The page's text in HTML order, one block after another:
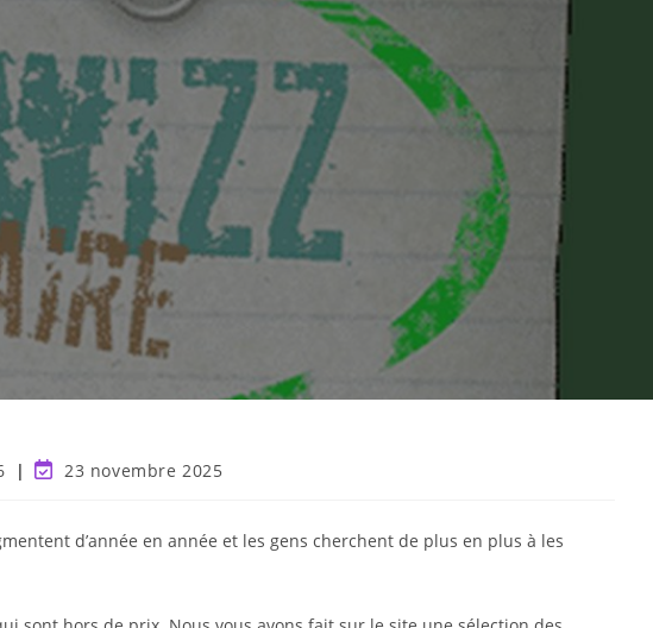
23 novembre 2025
d’année en année et les gens cherchent de plus en plus à les